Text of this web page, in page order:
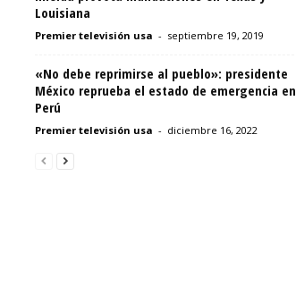
Louisiana
Premier televisión usa - septiembre 19, 2019
«No debe reprimirse al pueblo»: presidente
México reprueba el estado de emergencia en
Perú
Premier televisión usa - diciembre 16, 2022